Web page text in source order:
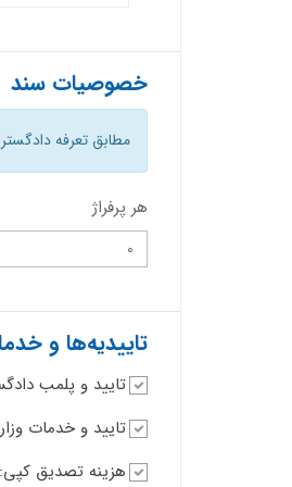
خصوصیات سند
مطابق تعرفه
هر پرفراژ
تاییدیه‌ها و
تایید و پلمب دادگستری:
تایید و خدمات وزارت
هزینه تصدیق کپی: 1,800,000